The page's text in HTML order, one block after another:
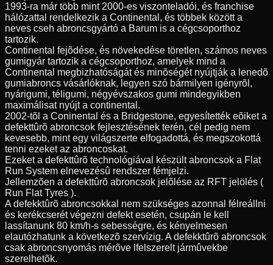
1993-ra már több mint 2000-es viszonteladói, és franchise
hálózattal rendelkezik a Continental, és többek között a
neves cseh abroncsgyártó a Barum is a cégcsoporthoz
tartozik.
Continental fejõdése, és növekedése töretlen, számos neves
gumigyár tartozik a cégcsoporthoz, amelyek mind a
Continental megbizhatóságát és minõségét nyújtják a lenedõ
gumiabroncs vásárlóknak, legyen szó bármilyen igényrõl,
nyárigumi, téligumi, négyévszakos gumi mindegyikben
maximálisat nyújt a continental.
2002-tõl a Coninental és a Bridgestone, egyesítették eõiket a
defekttûrõ abroncsok fejlesztésének terén, cél pedig nem
kevesebb, mint egy világszerte elfogadottá, és megszokottá
tenni ezeket az abroncoskat.
Ezeket a defekttûrõ technológiával készült abroncsok a Flat
Run System elnevezésû rendszer fémjelzi.
Jellemzõen a defekttûrõ abroncsok jelõlése az RFT jelölés (
Run Flat Tyres ).
A defekktûrõ abroncsokkal nem szükséges azonnal félreállni
és kerékcserét végezni defekt esetén, csupán le kell
lassítanunk 80 km/h-s sebességre, és kényelmesen
elautózhatunk a következõ szervízig. A defekktûrõ abroncsok
csak abroncsnyomás mérõve lfelszerelt jármûvekbe
szerelhetõk.